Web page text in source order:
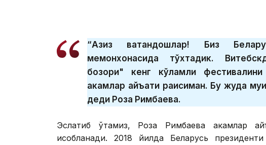
“Азиз ватандошлар! Биз
меҳмонхонасида тўхтадик.
бозори" кенг кўламли
ҳакамлар ҳайъати раисиман. Бу жуда
деди Роза Римбаева.
Эслатиб ўтамиз, Роза Римбаева ҳакамлар
ҳисобланади. 2018 йилда Беларусь